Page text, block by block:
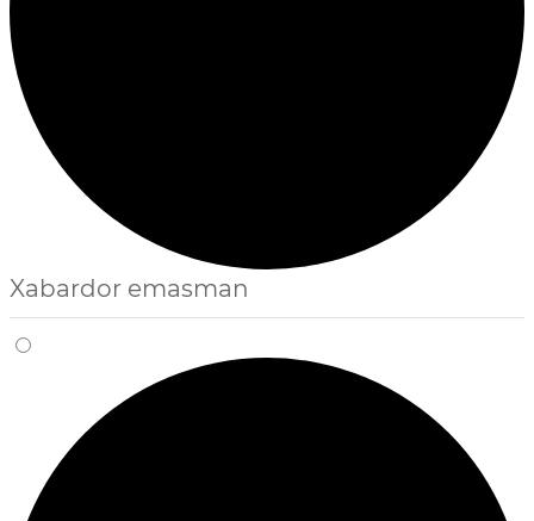
Xabardor emasman